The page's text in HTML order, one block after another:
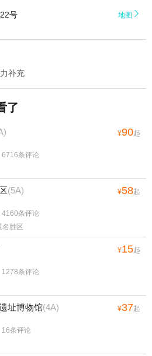
号 地图 
补充
了
¥90起
6716条评论
(5A) ¥58起
4160条评论
名胜区
¥15起
1278条评论
址博物馆(4A) ¥37起
16条评论